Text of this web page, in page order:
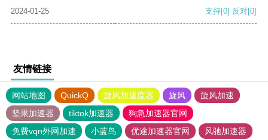
2024-01-25
支持[0] 反对[0]
友情链接
网站地图 QuickQ 旋风加速度器 旋风
旋风加速
坚果加速器
tiktok加速器
狗急加速器官网
免费vqn外网加速
小蓝鸟 优途加速器官网
风驰加速器